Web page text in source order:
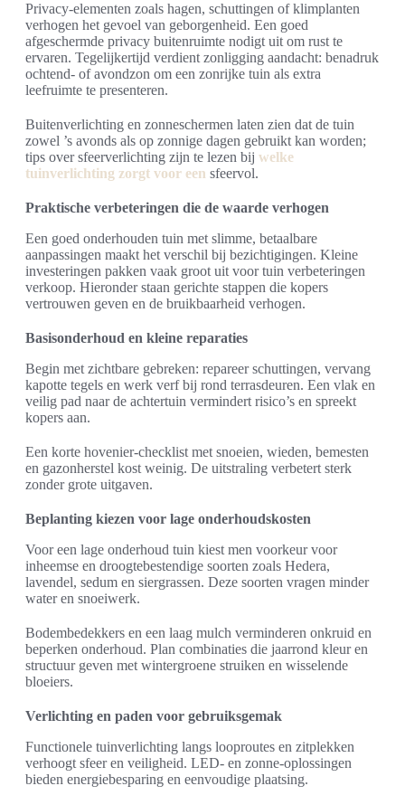
Privacy-elementen zoals hagen, schuttingen of klimplanten
verhogen het gevoel van geborgenheid. Een goed
afgeschermde privacy buitenruimte nodigt uit om rust te
ervaren. Tegelijkertijd verdient zonligging aandacht: benadruk
ochtend- of avondzon om een zonrijke tuin als extra
leefruimte te presenteren.
Buitenverlichting en zonneschermen laten zien dat de tuin
zowel ’s avonds als op zonnige dagen gebruikt kan worden;
tips over sfeerverlichting zijn te lezen bij welke
tuinverlichting zorgt voor een sfeervol.
Praktische verbeteringen die de waarde verhogen
Een goed onderhouden tuin met slimme, betaalbare
aanpassingen maakt het verschil bij bezichtigingen. Kleine
investeringen pakken vaak groot uit voor tuin verbeteringen
verkoop. Hieronder staan gerichte stappen die kopers
vertrouwen geven en de bruikbaarheid verhogen.
Basisonderhoud en kleine reparaties
Begin met zichtbare gebreken: repareer schuttingen, vervang
kapotte tegels en werk verf bij rond terrasdeuren. Een vlak en
veilig pad naar de achtertuin vermindert risico’s en spreekt
kopers aan.
Een korte hovenier-checklist met snoeien, wieden, bemesten
en gazonherstel kost weinig. De uitstraling verbetert sterk
zonder grote uitgaven.
Beplanting kiezen voor lage onderhoudskosten
Voor een lage onderhoud tuin kiest men voorkeur voor
inheemse en droogtebestendige soorten zoals Hedera,
lavendel, sedum en siergrassen. Deze soorten vragen minder
water en snoeiwerk.
Bodembedekkers en een laag mulch verminderen onkruid en
beperken onderhoud. Plan combinaties die jaarrond kleur en
structuur geven met wintergroene struiken en wisselende
bloeiers.
Verlichting en paden voor gebruiksgemak
Functionele tuinverlichting langs looproutes en zitplekken
verhoogt sfeer en veiligheid. LED- en zonne-oplossingen
bieden energiebesparing en eenvoudige plaatsing.